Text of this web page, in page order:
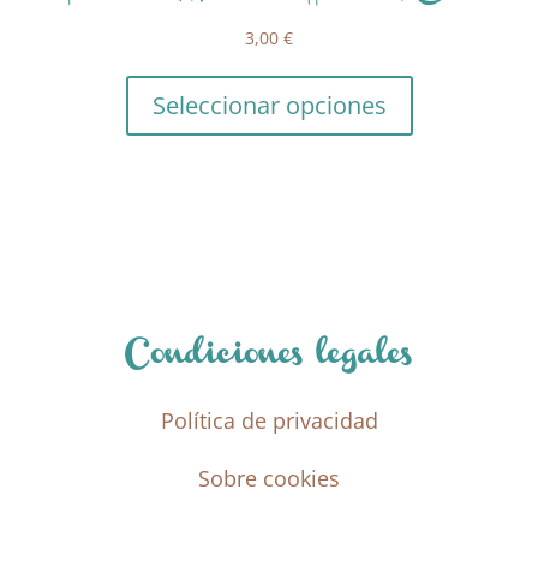
3,00 €
Seleccionar opciones
Condiciones legales
Política de privacidad
Sobre cookies